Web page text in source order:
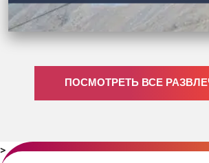
ПОСМОТРЕТЬ ВСЕ
>